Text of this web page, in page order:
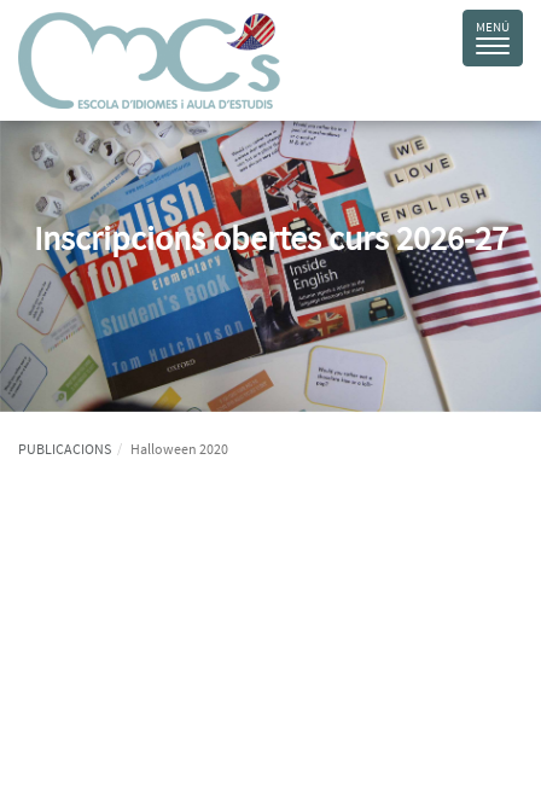
Inscripcions obertes curs 2026-27
PUBLICACIONS Halloween 2020